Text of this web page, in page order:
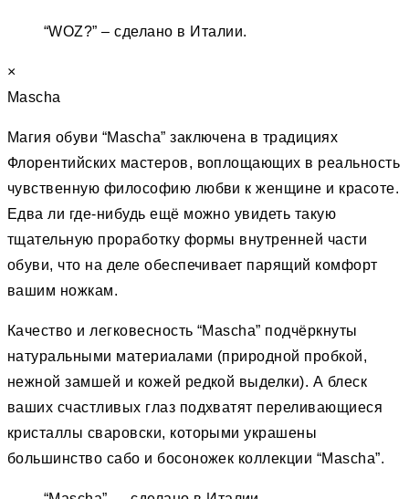
“WOZ?” – сделано в Италии.
×
Mascha
Магия обуви “Mascha” заключена в традициях
Флорентийских мастеров, воплощающих в реальность
чувственную философию любви к женщине и красоте.
Едва ли где-нибудь ещё можно увидеть такую
тщательную проработку формы внутренней части
обуви, что на деле обеспечивает парящий комфорт
вашим ножкам.
Качество и легковесность “Mascha” подчёркнуты
натуральными материалами (природной пробкой,
нежной замшей и кожей редкой выделки). А блеск
ваших счастливых глаз подхватят переливающиеся
кристаллы сваровски, которыми украшены
большинство сабо и босоножек коллекции “Mascha”.